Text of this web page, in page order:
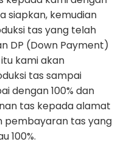
siapkan, kemudian
tas yang telah
DP (Down Payment)
kami akan
tas sampai
dengan 100% dan
tas kepada alamat
pembayaran tas yang
100%.